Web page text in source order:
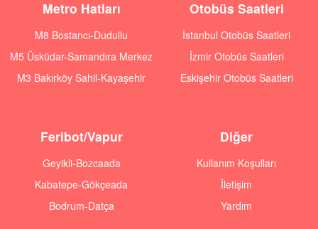
Metro Hatları
M8 Bostancı-Dudullu
M5 Üsküdar-Samandıra Merkez
M3 Bakırköy Sahil-Kayaşehir
Otobüs Saatleri
İstanbul Otobüs Saatleri
İzmir Otobüs Saatleri
Eskişehir Otobüs Saatleri
Feribot/Vapur
Geyikli-Bozcaada
Kabatepe-Gökçeada
Bodrum-Datça
Diğer
Kullanım Koşulları
İletişim
Yardım